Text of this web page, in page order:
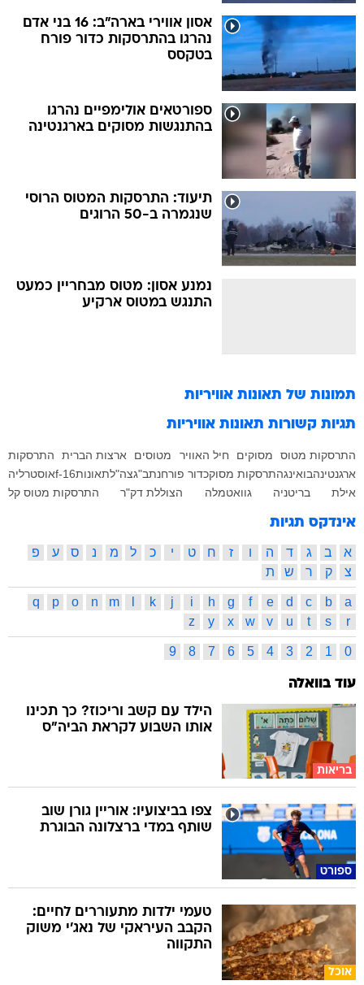
אסון אווירי בארה"ב: 16 בני אדם
נהרגו בהתרסקות כדור פורח
בטקסס
ספורטאים אולימפיים נהרגו
בהתנגשות מסוקים בארגנטינה
תיעוד: התרסקות המטוס הרוסי
שנגמרה ב-50 הרוגים
נמנע אסון: מטוס מבחריין כמעט
התנגש במטוס ארקיע
תמונות של תאונות אוויריות
תגיות קשורות תאונות אוויריות
התרסקות מטוס מסוקים חיל האוויר מטוסים ארצות הברית
התרסקות
ארגנטינהבואינגהתרסקות מסוקכדור פורחנתב"גצה"לתאונותf-16אוסטרליה
אילת
בריטניה גוואטמלה הצוללת דק"ר התרסקות מטוס קל
אינדקס תגיות
א ב ג ד ה ו ז ח ט י כ ל מ נ ס ע
פ
צ
ק ר ש ת
a
b
c
d
e
f
g
h
i
j
k
m
n
o
p
q
r
s
t
u
v
w
x
y
z
0
1
2
3
4
5
6
7
8
9
עוד בוואלה
בריאות
הילד עם קשב וריכוז? כך תכינו
אותו השבוע לקראת הביה"ס
ספורט
צפו בביצועיו: אוריין גורן שוב
שותף במדי ברצלונה הבוגרת
אוכל
טעמי ילדות מתעוררים לחיים:
הקבב העיראקי של נאג׳י משוק
התקווה